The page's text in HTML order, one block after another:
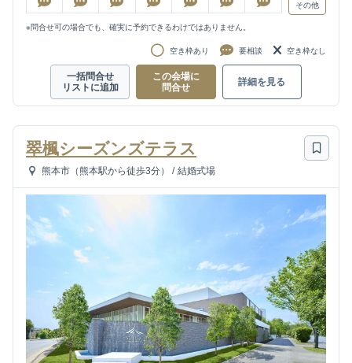
その他
※問合せ可の場合でも、確実に予約できるわけではありません。
空き枠あり 要相談 空き枠なし
一括問合せ
リストに追加
この会場に
問合せ
詳細を見る
翠楓シーズンズテラス
熊本市（熊本駅から徒歩3分） / 結婚式場